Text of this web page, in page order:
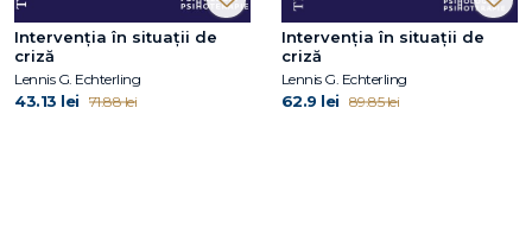
Intervenția în situații de
criză
Lennis G. Echterling
43.13 lei 71.88 lei
Intervenția în situații de
criză
Lennis G. Echterling
62.9 lei 89.85 lei